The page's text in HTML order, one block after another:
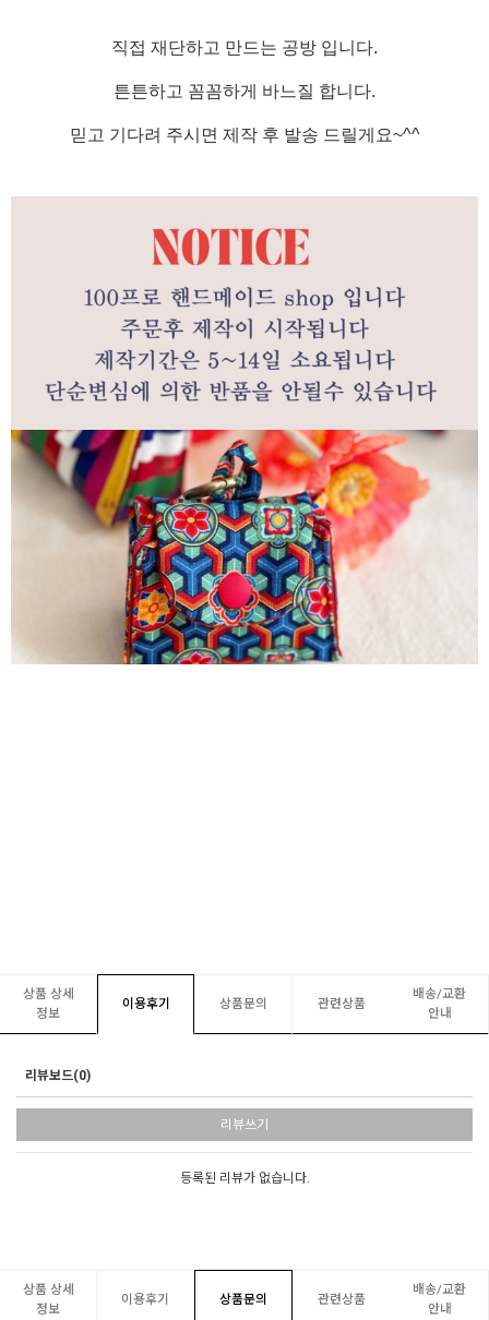
직접 재단하고 만드는 공방 입니다.
튼튼하고 꼼꼼하게 바느질 합니다.
믿고 기다려 주시면 제작 후 발송 드릴게요~^^
상품 상세
정보
이용후기 상품문의 관련상품
배송/교환
안내
리뷰보드(0)
리뷰쓰기
등록된 리뷰가 없습니다.
상품 상세
정보
이용후기 상품문의 관련상품
배송/교환
안내